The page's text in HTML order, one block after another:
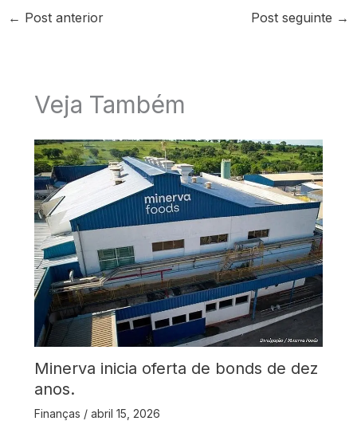
← Post anterior Post seguinte →
Veja Também
Minerva inicia oferta de bonds de dez
anos.
Finanças / abril 15, 2026